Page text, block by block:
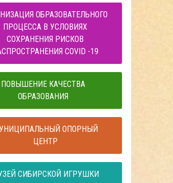
ОБРАЗОВАТЕЛЬНОГО
ПРОЦЕССА В УСЛОВИЯХ
СОХРАНЕНИЯ РИСКОВ
COVID -19
ПОВЫШЕНИЕ КАЧЕСТВА
ОБРАЗОВАНИЯ
ОПОРНЫЙ
ЦЕНТР
СИБИРСКОЙ ИГРУШКИ